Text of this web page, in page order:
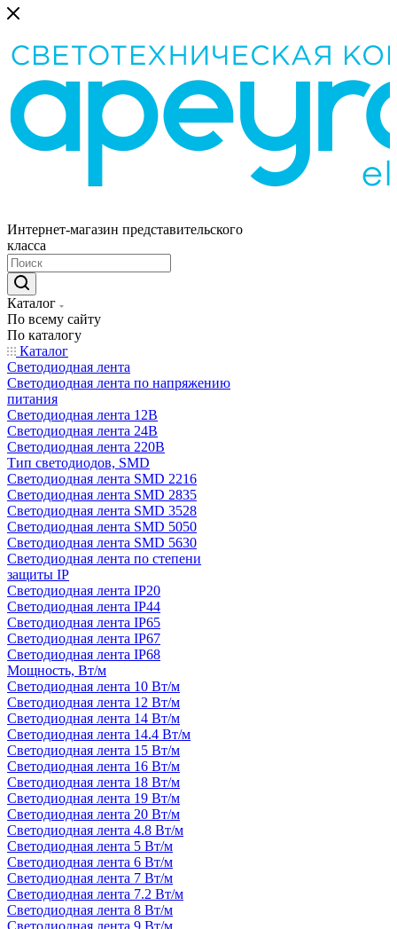
Интернет-магазин представительского
класса
Каталог
По всему сайту
По каталогу
Каталог
Светодиодная лента
Светодиодная лента по напряжению
питания
Светодиодная лента 12В
Светодиодная лента 24В
Светодиодная лента 220В
Тип светодиодов, SMD
Cветодиодная лента SMD 2216
Светодиодная лента SMD 2835
Светодиодная лента SMD 3528
Светодиодная лента SMD 5050
Светодиодная лента SMD 5630
Светодиодная лента по степени
защиты IP
Светодиодная лента IP20
Светодиодная лента IP44
Светодиодная лента IP65
Светодиодная лента IP67
Светодиодная лента IP68
Мощность, Вт/м
Светодиодная лента 10 Вт/м
Светодиодная лента 12 Вт/м
Светодиодная лента 14 Вт/м
Светодиодная лента 14.4 Вт/м
Светодиодная лента 15 Вт/м
Светодиодная лента 16 Вт/м
Светодиодная лента 18 Вт/м
Светодиодная лента 19 Вт/м
Светодиодная лента 20 Вт/м
Светодиодная лента 4.8 Вт/м
Светодиодная лента 5 Вт/м
Светодиодная лента 6 Вт/м
Светодиодная лента 7 Вт/м
Светодиодная лента 7.2 Вт/м
Светодиодная лента 8 Вт/м
Светодиодная лента 9 Вт/м